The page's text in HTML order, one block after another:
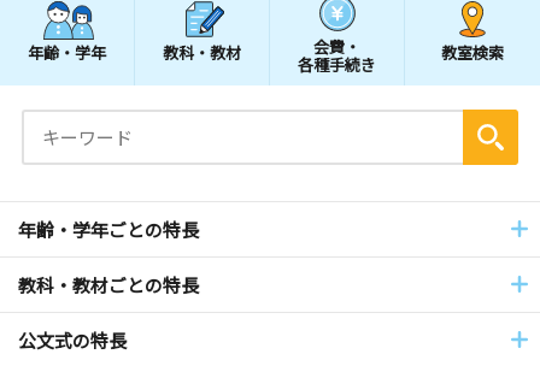
年齢・学年 教科・教材 会費・
各種手続き
教室検索
年齢・学年ごとの特長
教科・教材ごとの特長
公文式の特長